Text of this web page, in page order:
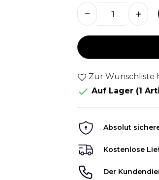
Zur Wunschliste
 Auf Lager (1
Absolut
Kostenlose
Der